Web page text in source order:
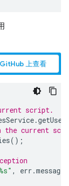
上查看
script.
.
the current
();
, err .message